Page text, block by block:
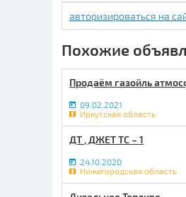
авторизироваться на
Похожие
Продаём газойль
09.02.2021
Иркутская область
ДТ , ДЖЕТ ТС – 1
24.10.2020
Нижегородская область